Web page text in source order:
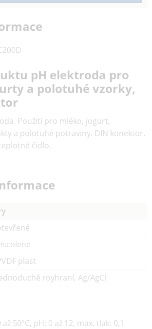
pH elektroda pro
a polotuhé vzorky,
Použití pro mléko, jogurt,
a polotuhé potraviny. DIN konektor.
čidlo.
plast
royhraní, Ag/AgCl
až 50°C, pH: 0 až 12, max. tlak: 0,1